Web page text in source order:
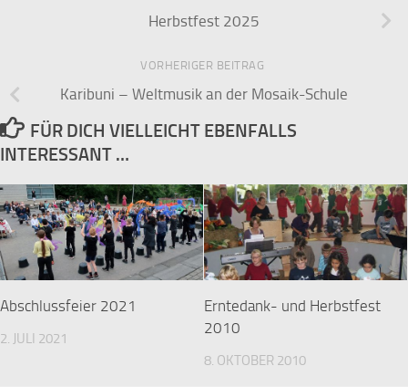
Herbstfest 2025
VORHERIGER BEITRAG
Karibuni – Weltmusik an der Mosaik-Schule
FÜR DICH VIELLEICHT EBENFALLS
INTERESSANT …
Abschlussfeier 2021
2. JULI 2021
Erntedank- und Herbstfest
2010
8. OKTOBER 2010